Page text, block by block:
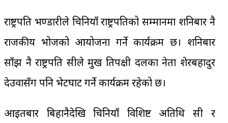
राष्ट्रपति भण्डारीले चिनियाँ राष्ट्रपतिको सम्मानमा शनिबार नै
राजकीय भोजको आयोजना गर्ने कार्यक्रम छ। शनिबार
साँझ नै राष्ट्रपति सीले प्रमुख प्रतिपक्षी दलका नेता शेरबहादुर
देउवासँग पनि भेटघाट गर्ने कार्यक्रम रहेको छ।
आइतबार बिहानैदेखि चिनियाँ विशिष्ट अतिथि सी र